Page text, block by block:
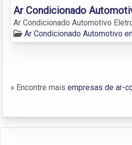
Ar Condicionado
Ar Condicionado Automotivo
Ar Condicionado Automotivo
» Encontre mais empresas de ar-